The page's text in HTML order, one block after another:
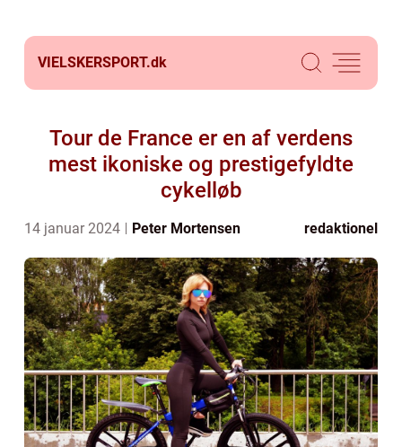
VIELSKERSPORT.dk
Tour de France er en af verdens
mest ikoniske og prestigefyldte
cykelløb
14 januar 2024 Peter Mortensen redaktionel